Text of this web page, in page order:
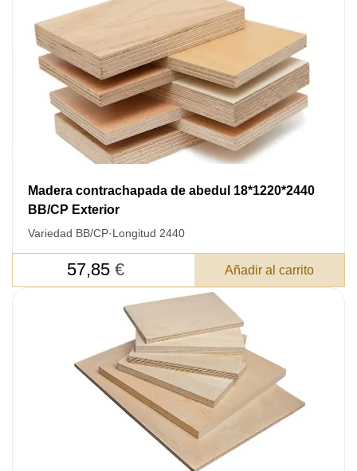
Madera contrachapada de abedul 18*1220*2440
BB/CP Exterior
Variedad BB/CP·Longitud 2440
57,85 € Añadir al carrito
DEJE SU
DATOS PARA REVERTIR
COMUNICACIONES A PEDIDO